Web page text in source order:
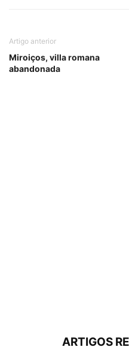
Artigo anterior
Miroiços, villa romana
abandonada
ARTIGOS